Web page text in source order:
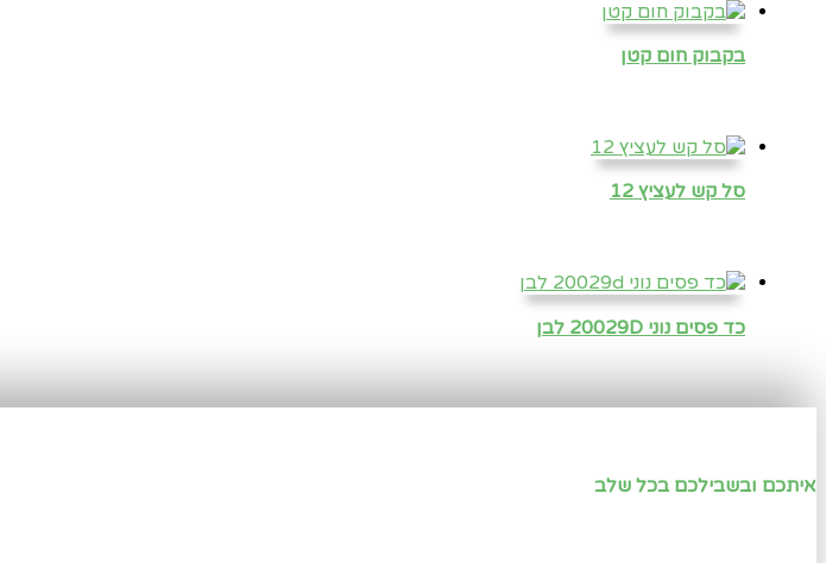
בקבוק חום קטן
סל קש לעציץ 12
כד פסים נוני 20029D לבן
איתכם ובשבילכם בכל שלב